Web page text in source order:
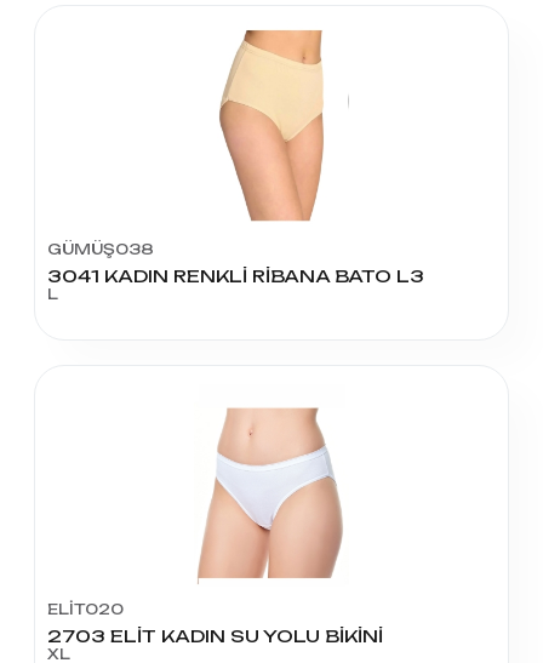
GÜMÜŞ038
3041 KADIN RENKLİ RİBANA BATO L3
L
ELİT020
2703 ELİT KADIN SU YOLU BİKİNİ
XL